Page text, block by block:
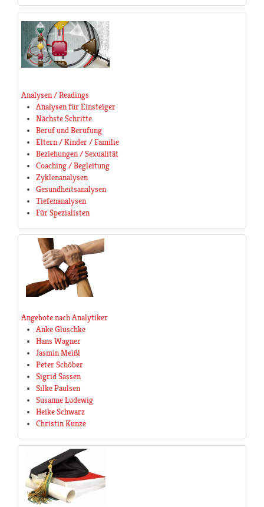
Analysen / Readings
Analysen für Einsteiger
Nächste Schritte
Beruf und Berufung
Eltern / Kinder / Familie
Beziehungen / Sexualität
Coaching / Begleitung
Zyklenanalysen
Gesundheitsanalysen
Tiefenanalysen
Für Spezialisten
Angebote nach Analytiker
Anke Gluschke
Hans Wagner
Jasmin Meißl
Peter Schöber
Sigrid Sassen
Silke Paulsen
Susanne Ludewig
Heike Schwarz
Christin Kunze